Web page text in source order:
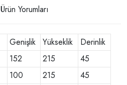
Ürün Yorumları
Genişlik Yükseklik
Derinlik
152 215
45
100 215
45